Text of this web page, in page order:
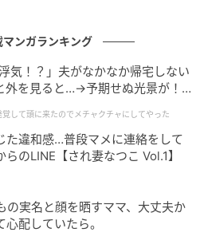
マンガランキング
気！？」夫がなかなか帰宅しない
外を見ると…→予期せぬ光景が！
てやった
覚して頭に来たのでメチャクチャにしてやった
た違和感…普段マメに連絡をして
らのLINE【され妻なつこ Vol.1】
実名と顔を晒すママ、大丈夫か
心配していたら。